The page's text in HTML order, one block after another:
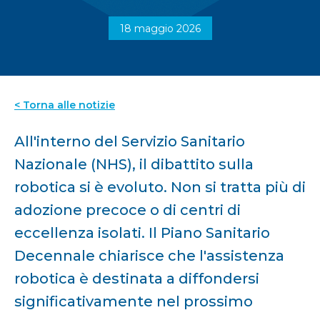
18 maggio 2026
< Torna alle notizie
All'interno del Servizio Sanitario
Nazionale (NHS), il dibattito sulla
robotica si è evoluto. Non si tratta più di
adozione precoce o di centri di
eccellenza isolati. Il Piano Sanitario
Decennale chiarisce che l'assistenza
robotica è destinata a diffondersi
significativamente nel prossimo